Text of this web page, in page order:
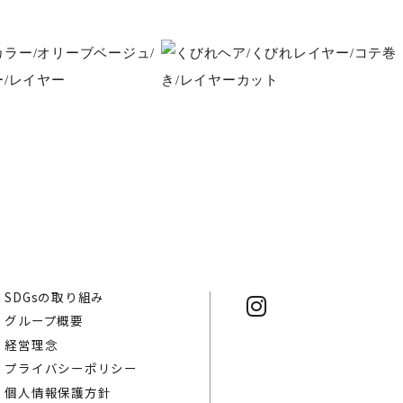
SDGsの取り組み
グループ概要
経営理念
プライバシーポリシー
個人情報保護方針